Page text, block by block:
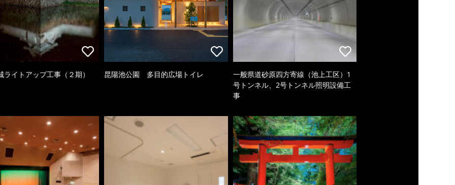
ライトアップ工事（２期） 昆陽池公園 多目的広場トイレ
一般県道砂原四方寄線（池上工区）1
号トンネル、2号トンネル照明設備工
事